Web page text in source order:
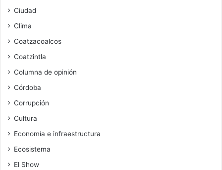
Ciudad
Clima
Coatzacoalcos
Coatzintla
Columna de opinión
Córdoba
Corrupción
Cultura
Economía e infraestructura
Ecosistema
El Show